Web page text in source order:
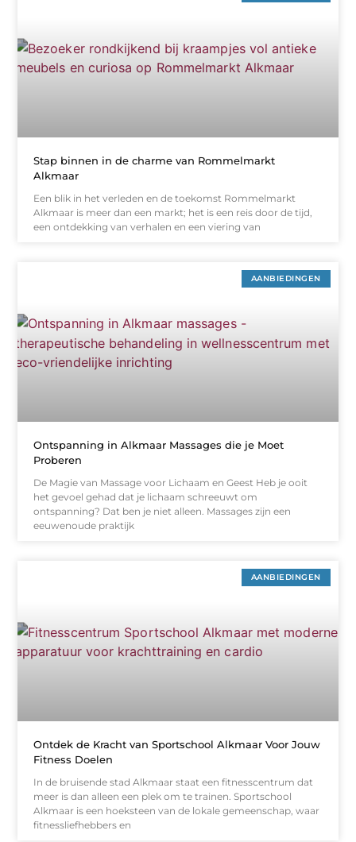
Stap binnen in de charme van Rommelmarkt
Alkmaar
Een blik in het verleden en de toekomst Rommelmarkt
Alkmaar is meer dan een markt; het is een reis door de tijd,
een ontdekking van verhalen en een viering van
AANBIEDINGEN
Ontspanning in Alkmaar Massages die je Moet
Proberen
De Magie van Massage voor Lichaam en Geest Heb je ooit
het gevoel gehad dat je lichaam schreeuwt om
ontspanning? Dat ben je niet alleen. Massages zijn een
eeuwenoude praktijk
AANBIEDINGEN
Ontdek de Kracht van Sportschool Alkmaar Voor Jouw
Fitness Doelen
In de bruisende stad Alkmaar staat een fitnesscentrum dat
meer is dan alleen een plek om te trainen. Sportschool
Alkmaar is een hoeksteen van de lokale gemeenschap, waar
fitnessliefhebbers en